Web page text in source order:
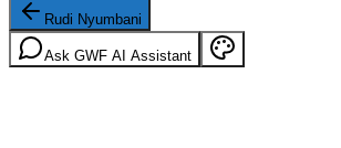
Rudi Nyumbani
Ask GWF AI Assistant